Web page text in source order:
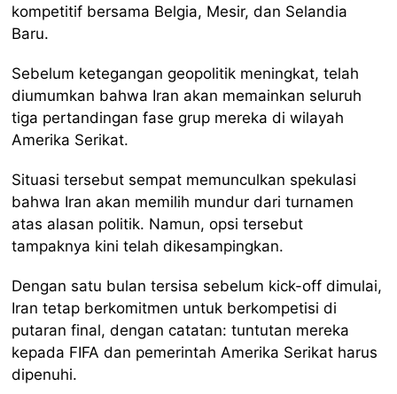
kompetitif bersama Belgia, Mesir, dan Selandia
Baru.
Sebelum ketegangan geopolitik meningkat, telah
diumumkan bahwa Iran akan memainkan seluruh
tiga pertandingan fase grup mereka di wilayah
Amerika Serikat.
Situasi tersebut sempat memunculkan spekulasi
bahwa Iran akan memilih mundur dari turnamen
atas alasan politik. Namun, opsi tersebut
tampaknya kini telah dikesampingkan.
Dengan satu bulan tersisa sebelum kick-off dimulai,
Iran tetap berkomitmen untuk berkompetisi di
putaran final, dengan catatan: tuntutan mereka
kepada FIFA dan pemerintah Amerika Serikat harus
dipenuhi.